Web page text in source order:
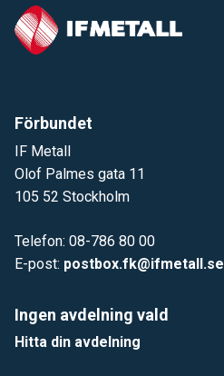
Förbundet
IF Metall
Olof Palmes gata 11
105 52 Stockholm
Telefon: 08-786 80 00
E-post: postbox.fk@ifmetall.se
Ingen avdelning vald
Hitta din avdelning